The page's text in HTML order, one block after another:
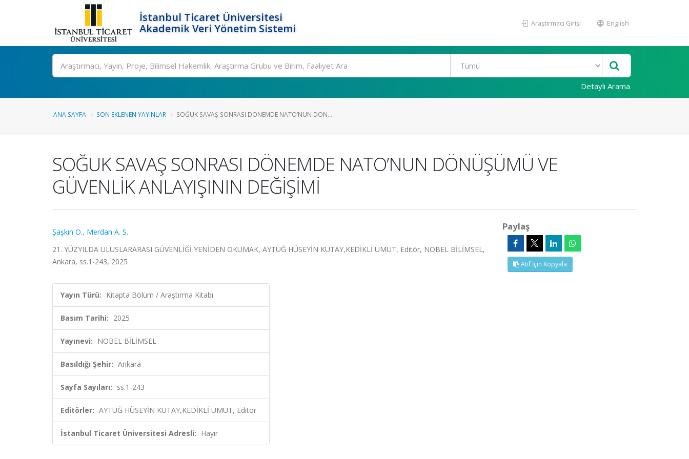
İstanbul Ticaret Üniversitesi
Akademik Veri Yönetim Sistemi
Araştırmacı Girişi English
Ara
Detaylı Arama
ANA SAYFA SON EKLENEN YAYINLAR SOĞUK SAVAŞ SONRASI DÖNEMDE NATO’NUN DÖN...
SOĞUK SAVAŞ SONRASI DÖNEMDE NATO’NUN DÖNÜŞÜMÜ VE
GÜVENLİK ANLAYIŞININ DEĞİŞİMİ
Şaşkın O., Merdan A. S.
21. YÜZYILDA ULUSLARARASI GÜVENLİĞİ YENİDEN OKUMAK, AYTUĞ HÜSEYİN KUTAY,KEDİKLİ UMUT, Editör, NOBEL BİLİMSEL,
Ankara, ss.1-243, 2025
Yayın Türü: Kitapta Bölüm / Araştırma Kitabı
Basım Tarihi: 2025
Yayınevi: NOBEL BİLİMSEL
Basıldığı Şehir: Ankara
Sayfa Sayıları: ss.1-243
Editörler: AYTUĞ HÜSEYİN KUTAY,KEDİKLİ UMUT, Editör
İstanbul Ticaret Üniversitesi Adresli: Hayır
Paylaş
Atıf İçin Kopyala